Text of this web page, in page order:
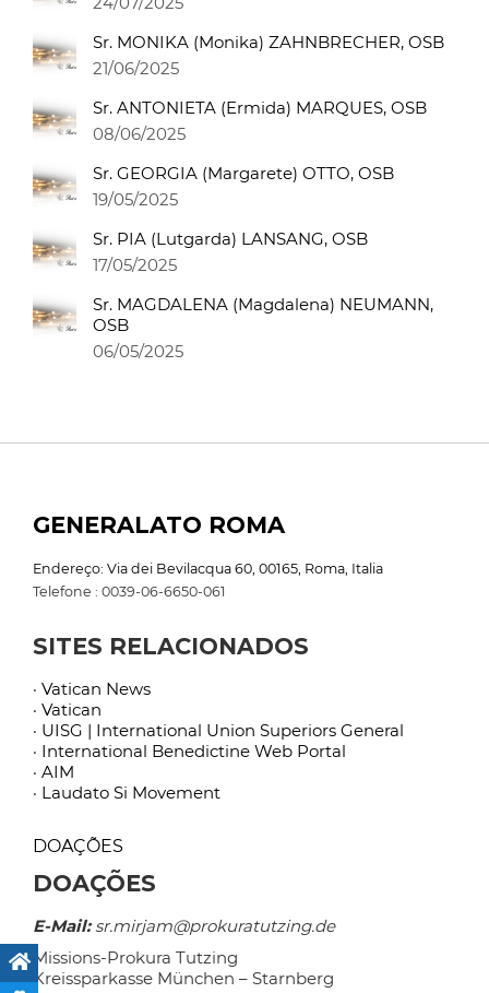
Sr. MONIKA (Monika) ZAHNBRECHER, OSB
21/06/2025
Sr. ANTONIETA (Ermida) MARQUES, OSB
08/06/2025
Sr. GEORGIA (Margarete) OTTO, OSB
19/05/2025
Sr. PIA (Lutgarda) LANSANG, OSB
17/05/2025
Sr. MAGDALENA (Magdalena) NEUMANN,
OSB
06/05/2025
GENERALATO ROMA
Endereço: Via dei Bevilacqua 60, 00165, Roma, Italia
Telefone : 0039-06-6650-061
SITES RELACIONADOS
· Vatican News
· Vatican
· UISG | International Union Superiors General
· International Benedictine Web Portal
· AIM
· Laudato Si Movement
DOAÇÕES
DOAÇÕES
E-Mail:sr.mirjam@prokuratutzing.de
Missions-Prokura Tutzing
Kreissparkasse München – Starnberg